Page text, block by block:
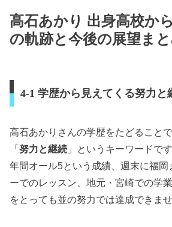
高石あかり 出身高校か
の軌跡と今後の展望ま
4-1 学歴から見えてくる努力と
高石あかりさんの学歴をたどること
「努力と継続 」というキーワードで
年間オール5という成績、週末に福岡
ーでのレッスン、地元・宮崎での学
をとっても並の努力では達成できませ